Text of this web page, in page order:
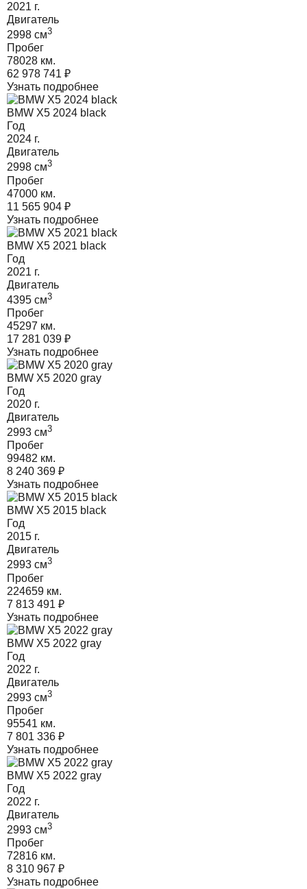
2021 г.
Двигатель
2998 cм3
Пробег
78028 км.
62 978 741 ₽
Узнать подробнее
BMW X5 2024 black
Год
2024 г.
Двигатель
2998 cм3
Пробег
47000 км.
11 565 904 ₽
Узнать подробнее
BMW X5 2021 black
Год
2021 г.
Двигатель
4395 cм3
Пробег
45297 км.
17 281 039 ₽
Узнать подробнее
BMW X5 2020 gray
Год
2020 г.
Двигатель
2993 cм3
Пробег
99482 км.
8 240 369 ₽
Узнать подробнее
BMW X5 2015 black
Год
2015 г.
Двигатель
2993 cм3
Пробег
224659 км.
7 813 491 ₽
Узнать подробнее
BMW X5 2022 gray
Год
2022 г.
Двигатель
2993 cм3
Пробег
95541 км.
7 801 336 ₽
Узнать подробнее
BMW X5 2022 gray
Год
2022 г.
Двигатель
2993 cм3
Пробег
72816 км.
8 310 967 ₽
Узнать подробнее